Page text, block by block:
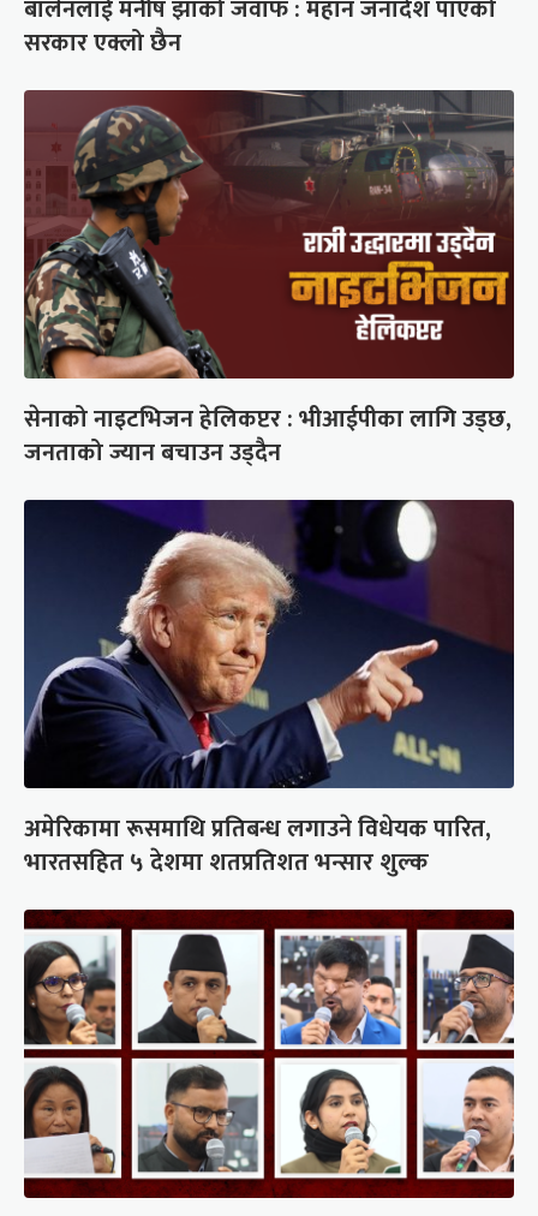
बालेनलाई मनीष झाको जवाफ : महान जनादेश पाएको
सरकार एक्लो छैन
सेनाको नाइटभिजन हेलिकप्टर : भीआईपीका लागि उड्छ,
जनताको ज्यान बचाउन उड्दैन
अमेरिकामा रूसमाथि प्रतिबन्ध लगाउने विधेयक पारित,
भारतसहित ५ देशमा शतप्रतिशत भन्सार शुल्क